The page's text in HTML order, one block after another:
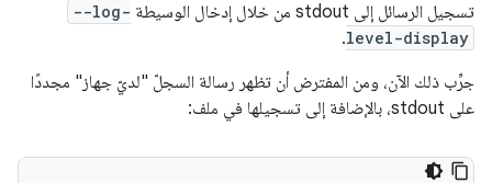
تسجيل الرسائل إلى stdout من خلال إدخال الوسيطة
--log-
level-display
.
جرِّب ذلك الآن، ومن المفترض أن تظهر رسالة السجلّ "لديّ جهاز" مجددًا
على stdout، بالإضافة إلى تسجيلها في ملف: